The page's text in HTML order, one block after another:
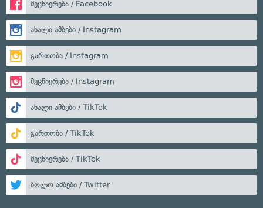
მეცნიერება / Facebook
ახალი ამბები / Instagram
გართობა / Instagram
მეცნიერება / Instagram
ახალი ამბები / TikTok
გართობა / TikTok
მეცნიერება / TikTok
ბოლო ამბები / Twitter